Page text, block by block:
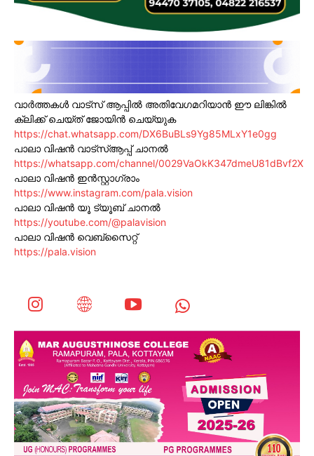
വാർത്തകൾ വാട്സ് ആപ്പിൽ അതിവേഗമറിയാൻ ഈ ലിങ്കിൽ
ക്ലിക്ക് ചെയ്ത് ജോയിൻ ചെയ്യുക
https://chat.whatsapp.com/DX6BuBLs9Yg85MLxY1e0gg
പാലാ വിഷൻ വാട്സ്ആപ്പ് ചാനൽ
https://whatsapp.com/channel/0029VaOkK347dmeU81dBvf2X
പാലാ വിഷൻ ഇൻസ്റ്റാഗ്രാം
https://www.instagram.com/pala.vision
പാലാ വിഷൻ യൂ ട്യൂബ് ചാനൽ
https://youtube.com/@palavision
പാലാ വിഷൻ വെബ്സൈറ്റ്
https://pala.vision